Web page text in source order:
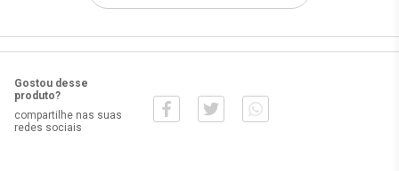
Gostou desse
produto?
compartilhe nas suas
redes sociais